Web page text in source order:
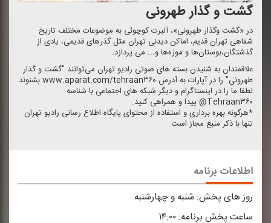
گشت و گذار طهرونی
در «گشت‌ وگذار طهرونی»، آلبرت كوچوئی به موضوعات مختلف تاریخ
شفاهی تهران قدیم، اماكن دیدنی تهران مثل گذرهای قدیمی، یادی از
گذشتگان،بوستان‌ها و موزه‌ها و... می پردازد.
علاقمندان به شنیدن بسته های صوتی رادیو تهران می‌توانند "گشت و گذار
طهرونی" را در آپارات به آدرس www.aparat.com/tehraan۳۶۰ بشنوند
لطفا ما را در اینستاگرام و دیگر شبكه های اجتماعی با شناسه
Tehraan۳۶۰@ پیدا و همراهی كنید.
*هرگونه بهره برداری و استفاده از محتوای پایگاه اطلاع رسانی رادیو تهران
تنها با ذكر منبع مجاز است.
اطلاعات برنامه
روز های پخش: شنبه و چهارشنبه
ساعت پخش برنامه: